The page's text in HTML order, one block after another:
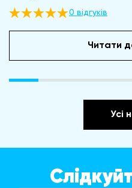
0 відгуків
Читати
Усі